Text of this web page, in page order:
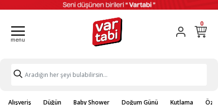
0
Alışveriş Düğün Baby Shower Doğum Günü Kutlama